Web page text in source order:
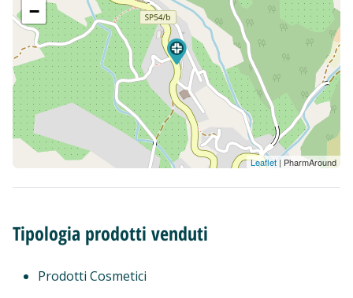
−
Leaflet | PharmAround
Tipologia prodotti venduti
Prodotti Cosmetici